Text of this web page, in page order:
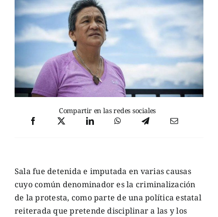
Compartir en las redes sociales
Sala fue detenida e imputada en varias causas
cuyo común denominador es la criminalización
de la protesta, como parte de una política estatal
reiterada que pretende disciplinar a las y los